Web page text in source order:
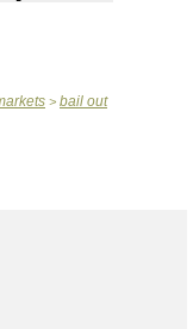
> bail out